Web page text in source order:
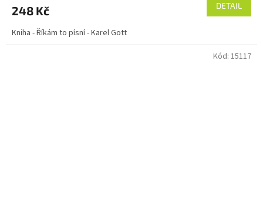
248 Kč DETAIL
Kniha - Říkám to písní - Karel Gott
Kód: 15117